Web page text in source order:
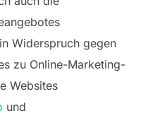
Widerspruch gegen
zu Online-Marketing-
Websites
und